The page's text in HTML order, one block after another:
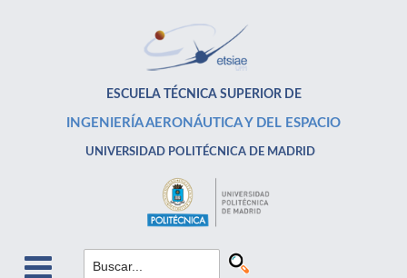
ESCUELA TÉCNICA SUPERIOR DE
INGENIERÍA AERONÁUTICA Y DEL ESPACIO
UNIVERSIDAD POLITÉCNICA DE MADRID